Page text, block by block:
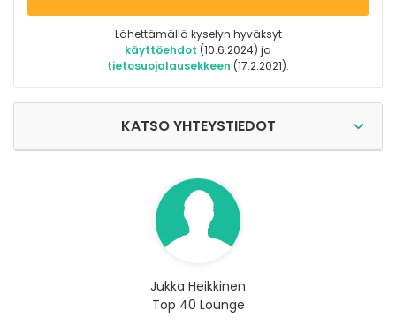
Lähettämällä kyselyn hyväksyt
käyttöehdot (10.6.2024) ja
tietosuojalausekkeen (17.2.2021).
KATSO YHTEYSTIEDOT
Jukka Heikkinen
Top 40 Lounge